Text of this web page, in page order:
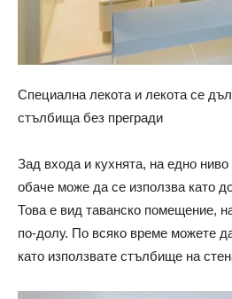
Специална лекота и лекота се
стълбища без прегради
Зад входа и кухнята, на едно
обаче може да се използва като
Това е вид таванско помещение,
по-долу. По всяко време можете
като използвате стълбище на